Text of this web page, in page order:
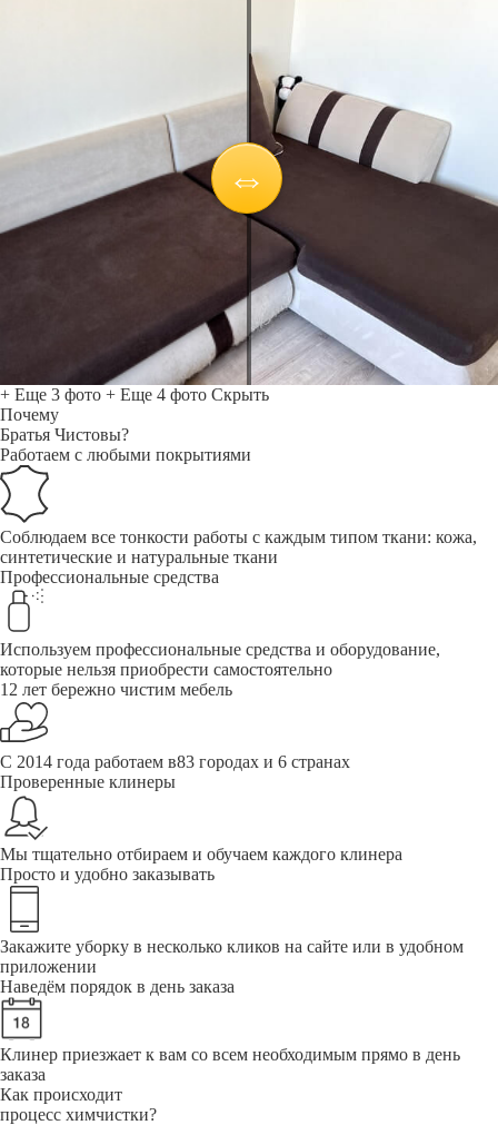
+ Еще 3 фото + Еще 4 фото Скрыть
Почему
Братья Чистовы?
Работаем с любыми покрытиями
Соблюдаем все тонкости работы с каждым типом ткани: кожа,
синтетические и натуральные ткани
Профессиональные средства
Используем профессиональные средства и оборудование,
которые нельзя приобрести самостоятельно
12 лет бережно чистим мебель
С 2014 года работаем в83 городах и 6 странах
Проверенные клинеры
Мы тщательно отбираем и обучаем каждого клинера
Просто и удобно заказывать
Закажите уборку в несколько кликов на сайте или в удобном
приложении
Наведём порядок в день заказа
Клинер приезжает к вам со всем необходимым прямо в день
заказа
Как происходит
процесс химчистки?